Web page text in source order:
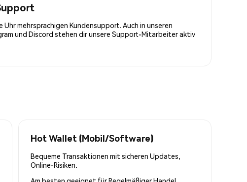
Uhr mehrsprachigen Kundensupport. Auch in unseren
und Discord stehen dir unsere Support-Mitarbeiter aktiv
Hot Wallet (Mobil/Software)
Bequeme Transaktionen mit sicheren Updates,
Online-Risiken.